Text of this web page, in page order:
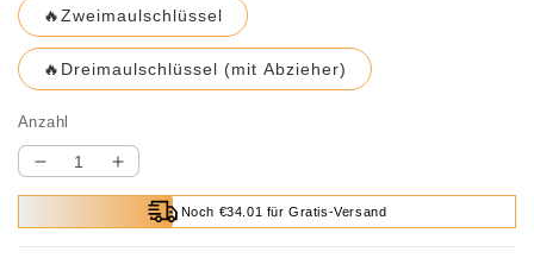
🔥Zweimaulschlüssel
🔥Dreimaulschlüssel (mit Abzieher)
Anzahl
Verringere
die
Menge
Erhöhe
die
MengeNoch €34.01 für Gratis-Versand